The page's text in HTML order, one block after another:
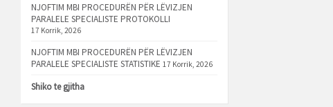
NJOFTIM MBI PROCEDURËN PËR LËVIZJEN
PARALELE SPECIALISTE PROTOKOLLI
17 Korrik, 2026
NJOFTIM MBI PROCEDURËN PËR LËVIZJEN
PARALELE SPECIALISTE STATISTIKE 17 Korrik, 2026
Shiko te gjitha